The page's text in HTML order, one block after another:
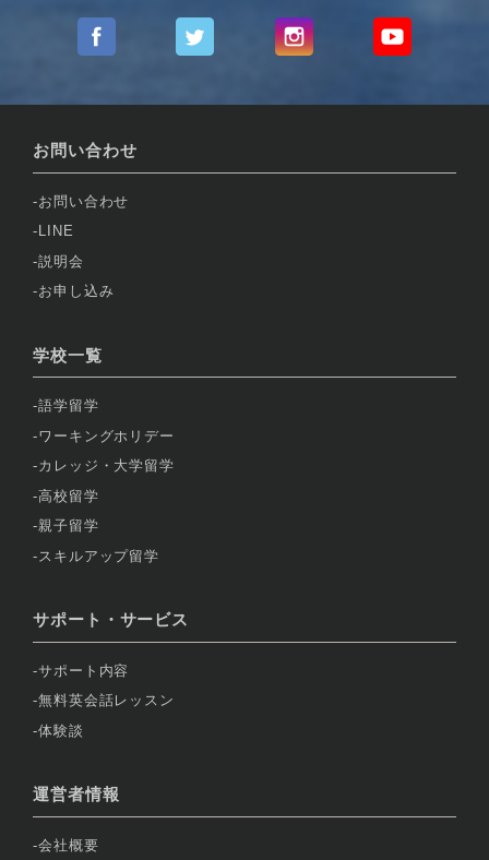
お問い合わせ
お問い合わせ
LINE
説明会
お申し込み
学校一覧
語学留学
ワーキングホリデー
カレッジ・大学留学
高校留学
親子留学
スキルアップ留学
サポート・サービス
サポート内容
無料英会話レッスン
体験談
運営者情報
会社概要